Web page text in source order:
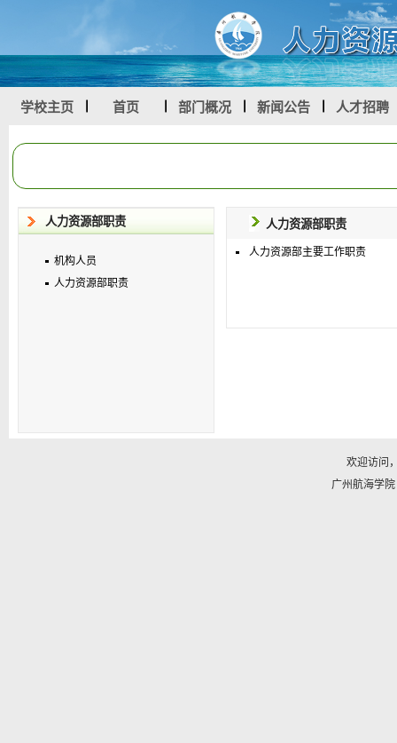
学校主页 首页 部门概况 新闻公告 人才招聘
人力资源部职责
人力资源部主要工作职责
人力资源部职责
机构人员
人力资源部职责
欢迎访问
广州航海学